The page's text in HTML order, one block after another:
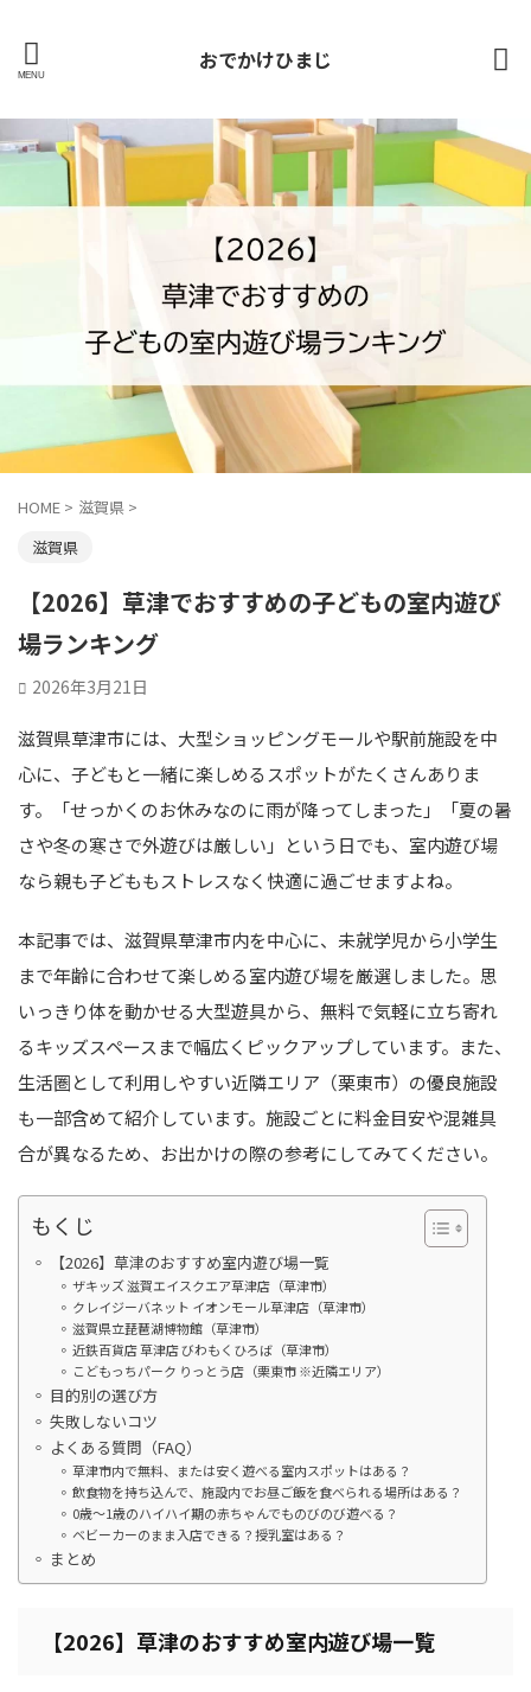
おでかけひまじ
HOME > 滋賀県 >
滋賀県
【2026】草津でおすすめの子どもの室内遊び
場ランキング
2026年3月21日
滋賀県草津市には、大型ショッピングモールや駅前施設を中
心に、子どもと一緒に楽しめるスポットがたくさんありま
す。「せっかくのお休みなのに雨が降ってしまった」「夏の暑
さや冬の寒さで外遊びは厳しい」という日でも、室内遊び場
なら親も子どももストレスなく快適に過ごせますよね。
本記事では、滋賀県草津市内を中心に、未就学児から小学生
まで年齢に合わせて楽しめる室内遊び場を厳選しました。思
いっきり体を動かせる大型遊具から、無料で気軽に立ち寄れ
るキッズスペースまで幅広くピックアップしています。また、
生活圏として利用しやすい近隣エリア（栗東市）の優良施設
も一部含めて紹介しています。施設ごとに料金目安や混雑具
合が異なるため、お出かけの際の参考にしてみてください。
もくじ
【2026】草津のおすすめ室内遊び場一覧
ザキッズ 滋賀エイスクエア草津店（草津市）
クレイジーバネット イオンモール草津店（草津市）
滋賀県立琵琶湖博物館（草津市）
近鉄百貨店 草津店 びわもくひろば（草津市）
こどもっちパーク りっとう店（栗東市 ※近隣エリア）
目的別の選び方
失敗しないコツ
よくある質問（FAQ）
草津市内で無料、または安く遊べる室内スポットはある？
飲食物を持ち込んで、施設内でお昼ご飯を食べられる場所はある？
0歳〜1歳のハイハイ期の赤ちゃんでものびのび遊べる？
ベビーカーのまま入店できる？授乳室はある？
まとめ
【2026】草津のおすすめ室内遊び場一覧